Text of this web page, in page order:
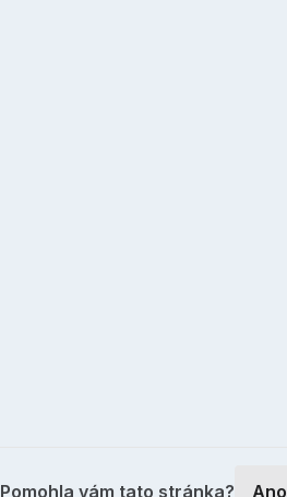
Pomohla vám tato stránka? Ano